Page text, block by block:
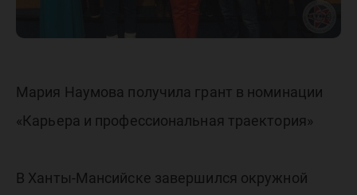
Мария Наумова получила грант в номинации
«Карьера и профессиональная траектория»
В Ханты-Мансийске завершился окружной